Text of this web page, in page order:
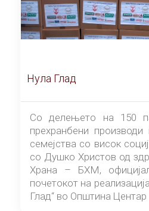
Нула Глад
Со делењето на 150
прехранбени
семејства со висок
со Душко Христов од
Храна – БХМ,
почетокот на
Глад“ во Општина Центар